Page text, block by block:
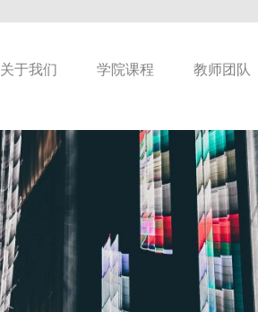
关于我们 学院课程 教师团队